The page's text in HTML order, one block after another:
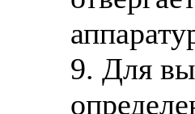
9. Для